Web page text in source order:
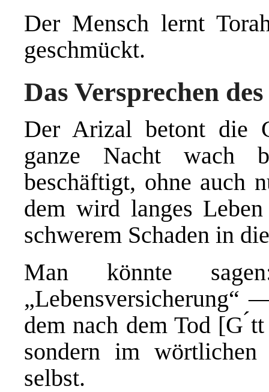
Der Mensch lernt
geschmückt.
Das Versprechen
Der Arizal betont die
ganze Nacht wach
beschäftigt, ohne auch
dem wird langes
schwerem Schaden in
Man könnte
„Lebensversicherung“
dem nach dem Tod [G
sondern im
selbst.